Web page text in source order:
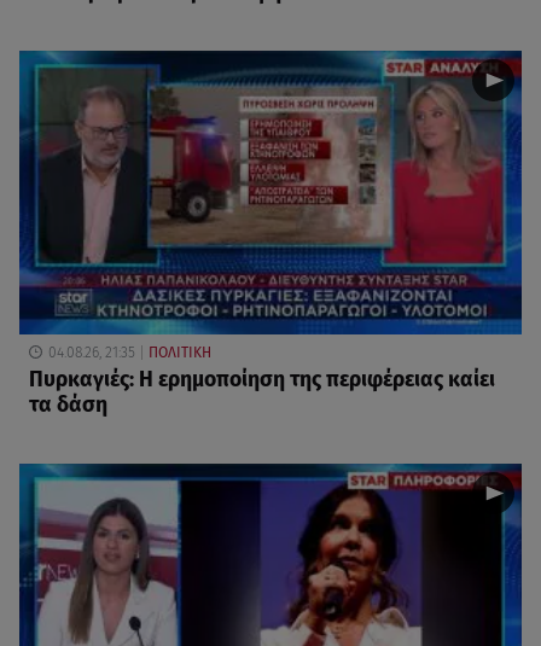
04.08.26, 21:35 ΠΟΛΙΤΙΚΗ
Πυρκαγιές: Η ερημοποίηση της περιφέρειας καίει
τα δάση